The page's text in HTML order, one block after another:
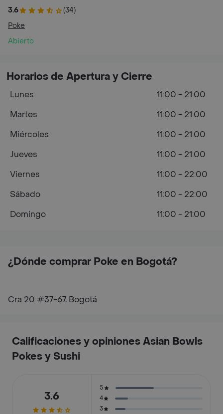
3.6
(34)
Poke
Abierto
¿Dónde comprar Poke en Bogotá?
Cra 20 #37-67, Bogotá
Horarios de Apertura y Cierre
Lunes
11:00 - 21:00
Martes
11:00 - 21:00
Miércoles
11:00 - 21:00
Jueves
11:00 - 21:00
Viernes
11:00 - 22:00
Sábado
11:00 - 22:00
Domingo
11:00 - 21:00
Calificaciones y opiniones Asian Bowls
Pokes y Sushi
3.6
5
4
3